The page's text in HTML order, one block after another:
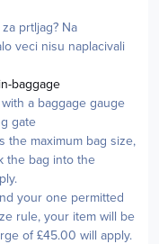
prtljag? Na
veci nisu naplacivali
baggage
a baggage gauge
gate
the maximum bag size,
the bag into the
your one permitted
rule, your item will be
of £45.00 will apply.